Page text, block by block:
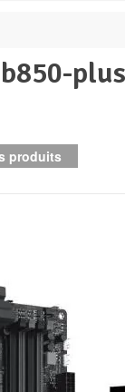
PC
b850-
produits